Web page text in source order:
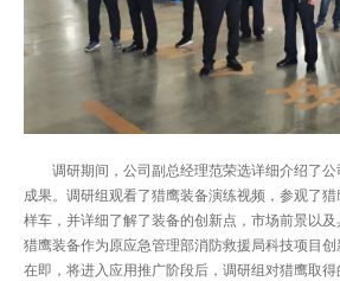
调研期间，公司副总经理范荣选详细介绍了
成果。调研组观看了猎鹰装备演练视频，参观了
样车，并详细了解了装备的创新点，市场前景以
猎鹰装备作为原应急管理部消防救援局科技项目
在即，将进入应用推广阶段后，调研组对猎鹰取